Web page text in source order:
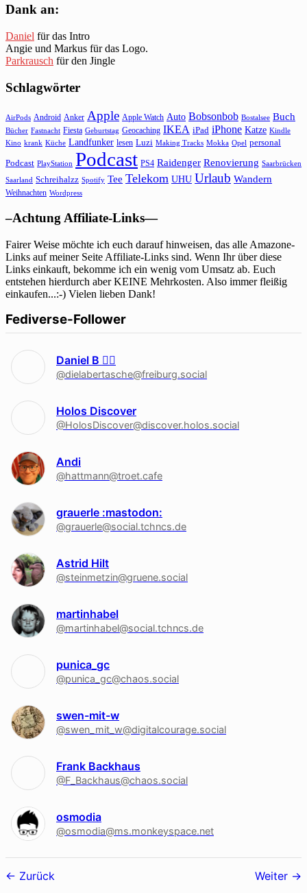
Dank an:
Daniel für das Intro
Angie und Markus für das Logo.
Parkrausch für den Jingle
Schlagwörter
AirPods Android Anker Apple Apple Watch Auto Bobsonbob Bostalsee Buch
Bücher Fastnacht Fiesta Geburtstag Geocaching IKEA iPad iPhone Katze Kindle
Kino krank Küche Landfunker lesen Luzi Making Tracks Mokka Opel personal
Podcast PlayStation Podcast PS4 Raidenger Renovierung Saarbrücken
Saarland Schreihalzz Spotify Tee Telekom UHU Urlaub Wandern
Weihnachten Wordpress
–Achtung Affiliate-Links—
Fairer Weise möchte ich euch darauf hinweisen, das alle Amazone-
Links auf meiner Seite Affiliate-Links sind. Wenn Ihr über diese
Links einkauft, bekomme ich ein wenig vom Umsatz ab. Euch
entstehen hierdurch aber KEINE Mehrkosten. Also immer fleißig
einkaufen...:-) Vielen lieben Dank!
Fediverse-Follower
Daniel B 🏳‍🌈
@dielabertasche@freiburg.social
Holos Discover
@HolosDiscover@discover.holos.social
Andi
@hattmann@troet.cafe
grauerle :mastodon:
@grauerle@social.tchncs.de
Astrid Hilt
@steinmetzin@gruene.social
martinhabel
@martinhabel@social.tchncs.de
punica_gc
@punica_gc@chaos.social
swen-mit-w
@swen_mit_w@digitalcourage.social
Frank Backhaus
@F_Backhaus@chaos.social
osmodia
@osmodia@ms.monkeyspace.net
Follower-
Zurück Weiter